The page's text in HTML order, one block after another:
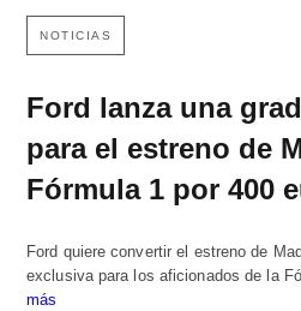
NOTICIAS
Ford lanza una
para el estreno de
Fórmula 1 por 400
Ford quiere convertir el estreno de
exclusiva para los aficionados de la
más